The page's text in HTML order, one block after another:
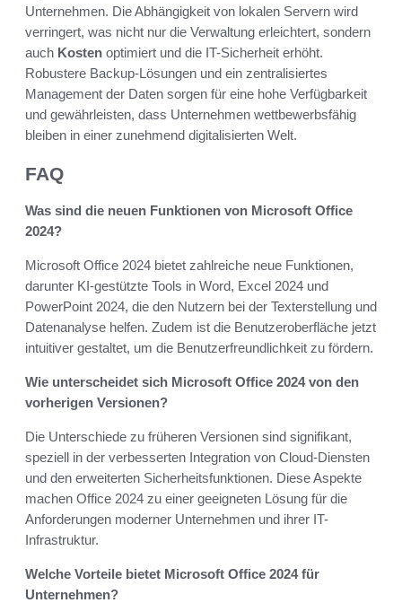
Unternehmen. Die Abhängigkeit von lokalen Servern wird
verringert, was nicht nur die Verwaltung erleichtert, sondern
auch Kosten optimiert und die IT-Sicherheit erhöht.
Robustere Backup-Lösungen und ein zentralisiertes
Management der Daten sorgen für eine hohe Verfügbarkeit
und gewährleisten, dass Unternehmen wettbewerbsfähig
bleiben in einer zunehmend digitalisierten Welt.
FAQ
Was sind die neuen Funktionen von Microsoft Office
2024?
Microsoft Office 2024 bietet zahlreiche neue Funktionen,
darunter KI-gestützte Tools in Word, Excel 2024 und
PowerPoint 2024, die den Nutzern bei der Texterstellung und
Datenanalyse helfen. Zudem ist die Benutzeroberfläche jetzt
intuitiver gestaltet, um die Benutzerfreundlichkeit zu fördern.
Wie unterscheidet sich Microsoft Office 2024 von den
vorherigen Versionen?
Die Unterschiede zu früheren Versionen sind signifikant,
speziell in der verbesserten Integration von Cloud-Diensten
und den erweiterten Sicherheitsfunktionen. Diese Aspekte
machen Office 2024 zu einer geeigneten Lösung für die
Anforderungen moderner Unternehmen und ihrer IT-
Infrastruktur.
Welche Vorteile bietet Microsoft Office 2024 für
Unternehmen?